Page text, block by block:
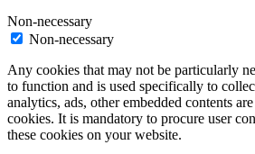
Non-necessary
Non-necessary
Any cookies that may not be particularly
to function and is used specifically to
analytics, ads, other embedded contents
cookies. It is mandatory to procure user
these cookies on your website.